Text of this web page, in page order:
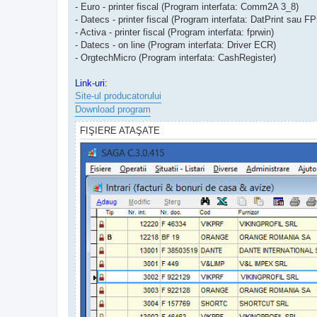
- Euro - printer fiscal (Program interfata: Comm2A 3_8)
- Datecs - printer fiscal (Program interfata: DatPrint sau
- Activa - printer fiscal (Program interfata: fprwin)
- Datecs - on line (Program interfata: Driver ECR)
- OrgtechMicro (Program interfata: CashRegister)
Link-uri:
Site-ul producatorului
Download program
FIŞIERE ATAŞATE